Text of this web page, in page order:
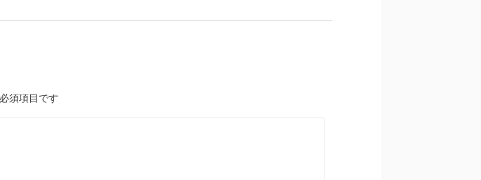
須項目です